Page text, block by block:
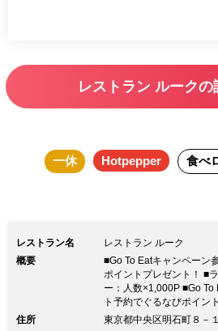
だわりの食材を
レストラン ルークの
一休 Hotpepper 食べ
レストラン名
レストラン ルーク
概要
■Go To Eatキャンペーン
ポイントプレゼント！ ■
ー：人数×1,000P ■Go To
ト予約でぐるなびポイン
×500P、ディナー：人数
住所
東京都中央区明石町８－